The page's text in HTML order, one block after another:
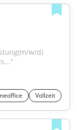
w/d)
Vollzeit